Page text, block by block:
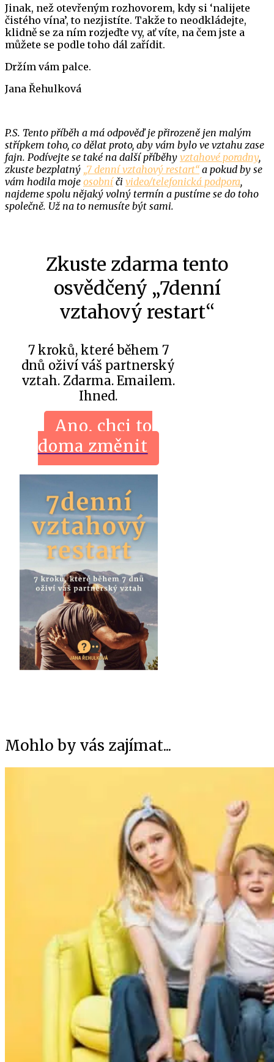
Jinak, než otevřeným rozhovorem, kdy si ‘nalijete
čistého vína’, to nezjistíte. Takže to neodkládejte,
klidně se za ním rozjeďte vy, ať víte, na čem jste a
můžete se podle toho dál zařídit.
Držím vám palce.
Jana Řehulková
P.S. Tento příběh a má odpověď je přirozeně jen malým
střípkem toho, co dělat proto, aby vám bylo ve vztahu zase
fajn. Podívejte se také na další příběhy vztahové poradny,
zkuste bezplatný „7 denní vztahový restart“a pokud by se
vám hodila moje osobníči video/telefonická podpora,
najdeme spolu nějaký volný termín a pustíme se do toho
společně. Už na to nemusíte být sami.
Zkuste zdarma tento
osvědčený „7denní
vztahový restart“
7 kroků, které během 7
dnů oživí váš partnerský
vztah. Zdarma. Emailem.
Ihned.
Ano, chci to
doma změnit
Mohlo by vás zajímat...